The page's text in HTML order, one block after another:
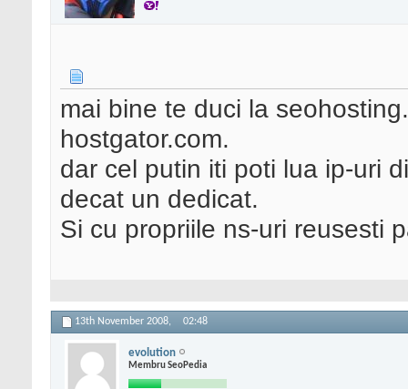
mai bine te duci la
hostgator.com.
dar cel putin iti poti lua ip-uri
decat un dedicat.
Si cu propriile ns-uri reusesti
13th November 2008, 02:48
evolution
Membru SeoPedia